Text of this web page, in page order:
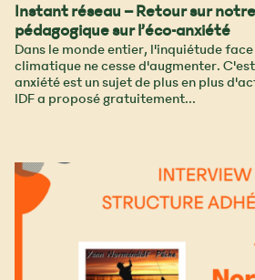
Instant réseau – Retour sur
pédagogique sur l’éco-anxiété
Dans le monde entier, l'inquiétude
climatique ne cesse d'augmenter.
anxiété est un sujet de plus en plus
IDF a proposé gratuitement...